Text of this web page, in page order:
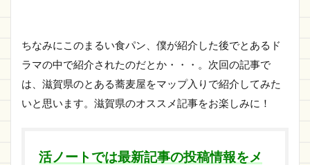
ちなみにこのまるい食パン、僕が紹介した後でとあるド
ラマの中で紹介されたのだとか・・・。次回の記事で
は、滋賀県のとある蕎麦屋をマップ入りで紹介してみた
いと思います。滋賀県のオススメ記事をお楽しみに！
活ノートでは最新記事の投稿情報をメ